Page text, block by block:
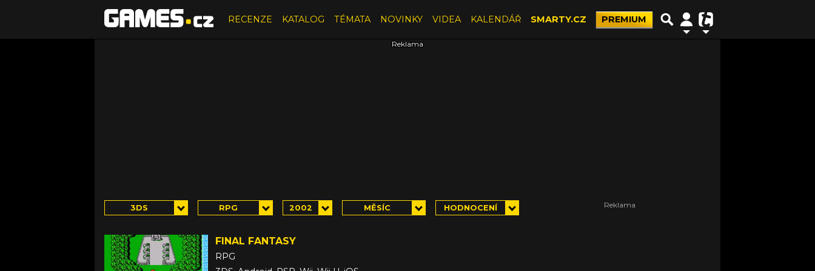
RECENZE KATALOG TÉMATA NOVINKY VIDEA KALENDÁŘ SMARTY.CZ PREMIUM
3DS RPG 2002 MĚSÍC HODNOCENÍ
FINAL FANTASY
RPG